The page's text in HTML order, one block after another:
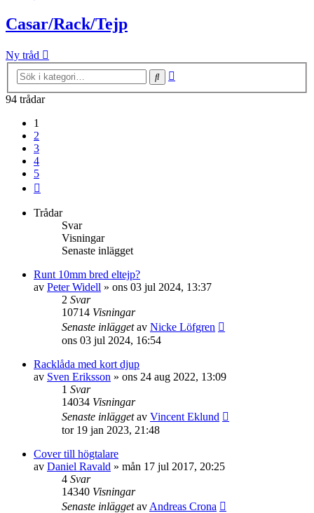
Casar/Rack/Tejp
Ny tråd
Sök
94 trådar
1
2
3
4
5
Trådar
Svar
Visningar
Senaste inlägget
Runt 10mm bred eltejp?
av Peter Widell » ons 03 jul 2024, 13:37
2 Svar
10714 Visningar
Senaste inläggetav Nicke Löfgren
ons 03 jul 2024, 16:54
Racklåda med kort djup
av Sven Eriksson » ons 24 aug 2022, 13:09
1 Svar
14034 Visningar
Senaste inläggetav Vincent Eklund
tor 19 jan 2023, 21:48
Cover till högtalare
av Daniel Ravald » mån 17 jul 2017, 20:25
4 Svar
14340 Visningar
Senaste inläggetav Andreas Crona